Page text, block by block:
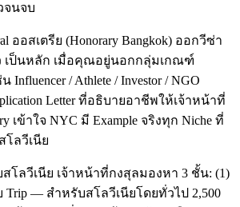
จนจบ
ออสเตรีย (Honorary Bangkok) ออกวีซ่า
เป็นหลัก เมื่อคุณอยู่นอกกลุ่มเกณฑ์
/ Athlete / Investor / NGO
Letter ที่อธิบายอาชีพให้เจ้าหน้าที่
เข้าใจ NYC มี Example จริงทุก Niche ที่
โลวีเนีย
โลวีเนีย เจ้าหน้าที่กงสุลมองหา 3 ชั้น: (1)
Trip — สำหรับสโลวีเนียโดยทั่วไป 2,500